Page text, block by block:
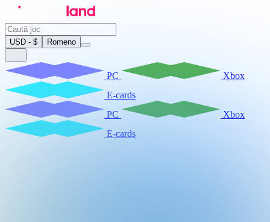
USD - $ Romeno
PC
Xbox
E-cards
PC
Xbox
E-cards